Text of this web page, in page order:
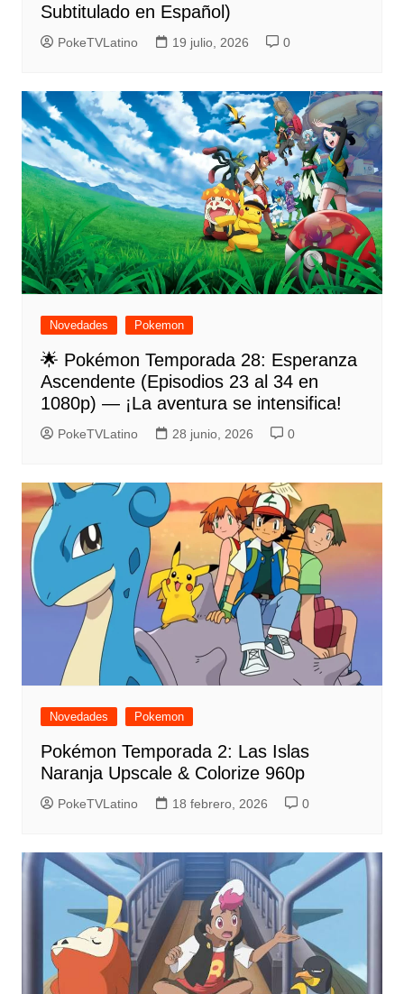
Subtitulado en Español)
PokeTVLatino 19 julio, 2026 0
Novedades Pokemon
🌟 Pokémon Temporada 28: Esperanza
Ascendente (Episodios 23 al 34 en
1080p) — ¡La aventura se intensifica!
PokeTVLatino 28 junio, 2026 0
Novedades Pokemon
Pokémon Temporada 2: Las Islas
Naranja Upscale & Colorize 960p
PokeTVLatino 18 febrero, 2026 0